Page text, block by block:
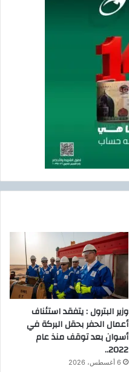
وزير البترول : يتفقد استئناف
أعمال الحفر بحقل البركة في
أسوان بعد توقف منذ عام
2022..
6 أغسطس، 2026